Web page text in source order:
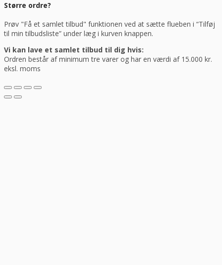
Større ordre?
Prøv "Få et samlet tilbud" funktionen ved at sætte flueben i “Tilføj
til min tilbudsliste” under læg i kurven knappen.
Vi kan lave et samlet tilbud til dig hvis:
Ordren består af minimum tre varer og har en værdi af 15.000 kr.
eksl. moms